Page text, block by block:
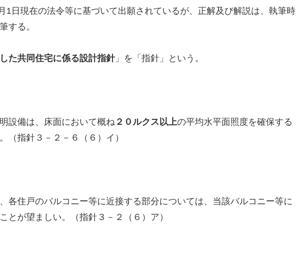
1日現在の法令等に基づいて出願されているが、正解及び解説は、執筆時
する。
た共同住宅に係る設計指針」を「指針」という。
設備は、床面において概ね ２０ルクス以上の平均水平面照度を確保する
（指針３－２－６（６）イ）
各住戸のバルコニー等に近接する部分については、当該バルコニー等に
とが望ましい。（指針３－２（６）ア）